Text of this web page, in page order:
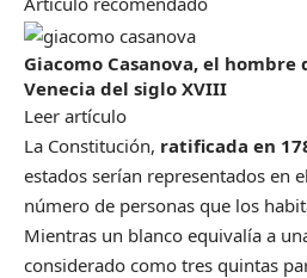
Giacomo Casanova, el hombre
Venecia del siglo XVIII
Leer artículo
La Constitución, ratificada en
estados serían representados en
número de personas que los
Mientras un blanco equivalía a
considerado como tres quintas